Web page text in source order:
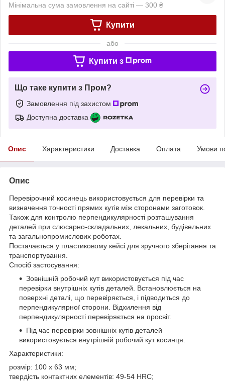
Мінімальна сума замовлення на сайті — 300 ₴
Купити
або
Купити з
Що таке купити з Пром?
Замовлення під захистом
Доступна доставка
Опис Характеристики Доставка Оплата Умови
Опис
Перевірочний косинець використовується для перевірки та
визначення точності прямих кутів між сторонами заготовок.
Також для контролю перпендикулярності розташування
деталей при слюсарно-складальних, лекальних, будівельних
та загальнопромислових роботах.
Постачається у пластиковому кейсі для зручного зберігання та
транспортування.
Спосіб застосування:
Зовнішній робочий кут використовується під час
перевірки внутрішніх кутів деталей. Встановлюється на
поверхні деталі, що перевіряється, і підводиться до
перпендикулярної сторони. Відхилення від
перпендикулярності перевіряється на просвіт.
Під час перевірки зовнішніх кутів деталей
використовується внутрішній робочий кут косинця.
Характеристики:
розмір: 100 х 63 мм;
твердість контактних елементів: 49-54 HRC;